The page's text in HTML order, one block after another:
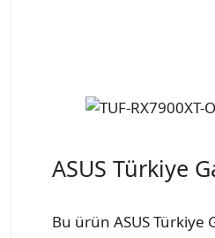
ASUS Türkiye
Bu ürün ASUS Türkiye